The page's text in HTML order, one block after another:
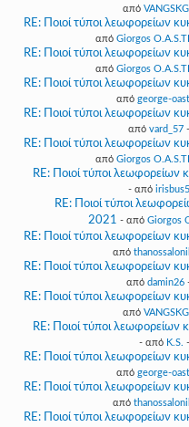
από VANGSKG
RE: Ποιοί τύποι λεωφορείων
από Giorgos
RE: Ποιοί τύποι λεωφορείων
από Giorgos
RE: Ποιοί τύποι λεωφορείων
από george-
RE: Ποιοί τύποι λεωφορείων
από vard_57-
RE: Ποιοί τύποι λεωφορείων
από Giorgos
RE: Ποιοί τύποι
- από
RE: Ποιοί τύποι
2021 - από Giorgos
RE: Ποιοί τύποι λεωφορείων
από
RE: Ποιοί τύποι λεωφορείων
από damin26
RE: Ποιοί τύποι λεωφορείων
από VANGSKG
RE: Ποιοί τύποι
- από K.S.
RE: Ποιοί τύποι λεωφορείων
από george-
RE: Ποιοί τύποι λεωφορείων
από
RE: Ποιοί τύποι λεωφορείων